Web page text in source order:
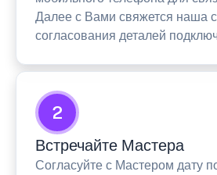
Далее с Вами свяжется наша
согласования деталей
2
Встречайте Мастера
Согласуйте с Мастером дату